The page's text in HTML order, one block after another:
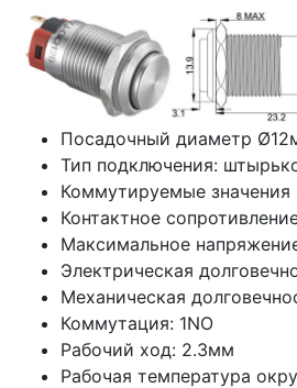
Посадочный диаметр
Тип подключения:
Коммутируемые значения
Контактное
Максимальное
Электрическая
Механическая
Коммутация: 1NO
Рабочий ход: 2.3мм
Рабочая температура